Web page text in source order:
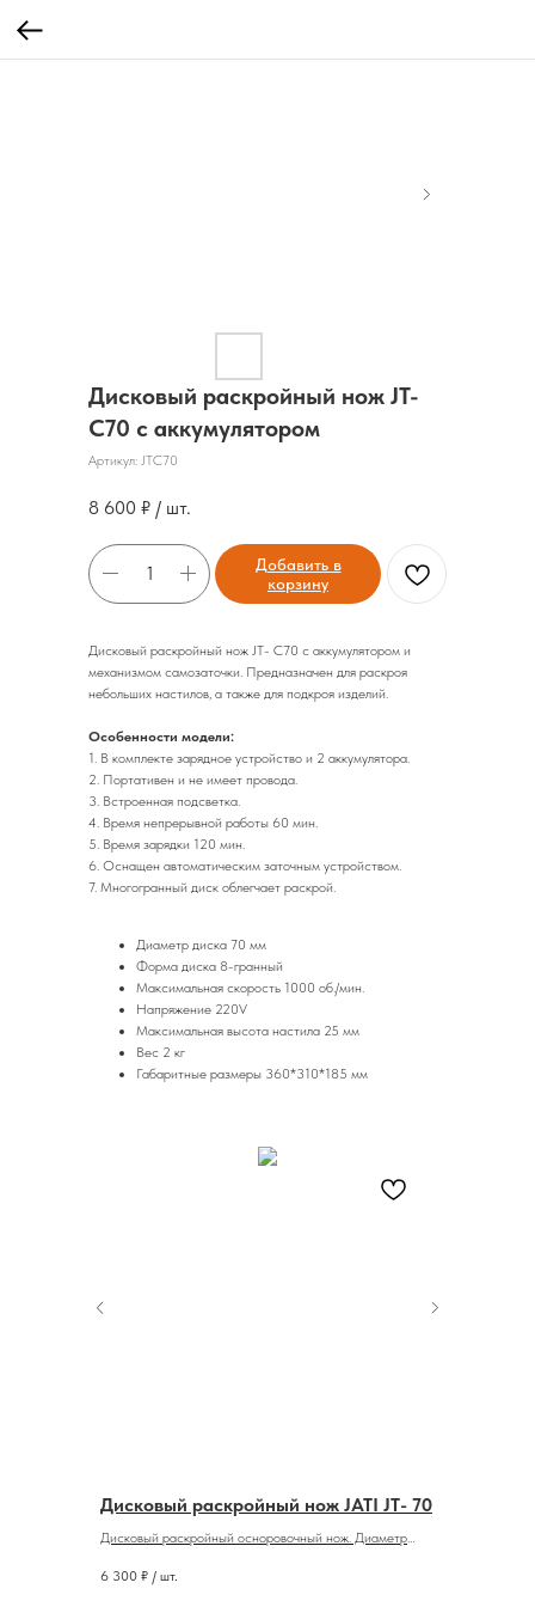
Дисковый раскройный нож JT-
C70 с аккумулятором
Артикул: JTC70
8 600 ₽ / шт.
Добавить в
корзину
Дисковый раскройный нож JT- C70 с аккумулятором и
механизмом самозаточки. Предназначен для раскроя
небольших настилов, а также для подкроя изделий.
Особенности модели:
1. В комплекте зарядное устройство и 2 аккумулятора.
2. Портативен и не имеет провода.
3. Встроенная подсветка.
4. Время непрерывной работы 60 мин.
5. Время зарядки 120 мин.
6. Оснащен автоматическим заточным устройством.
7. Многогранный диск облегчает раскрой.
Диаметр диска 70 мм
Форма диска 8-гранный
Максимальная скорость 1000 об./мин.
Напряжение 220V
Максимальная высота настила 25 мм
Вес 2 кг
Габаритные размеры 360*310*185 мм
Дисковый раскройный нож JATI JT- 70
Дисковый раскройный осноровочный нож. Диаметр
6 300 ₽ / шт.